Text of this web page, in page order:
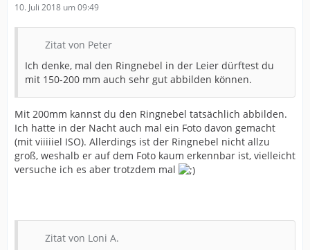
10. Juli 2018 um 09:49
Zitat von Peter
Ich denke, mal den Ringnebel in der Leier dürftest du
mit 150-200 mm auch sehr gut abbilden können.
Mit 200mm kannst du den Ringnebel tatsächlich abbilden.
Ich hatte in der Nacht auch mal ein Foto davon gemacht
(mit viiiiiel ISO). Allerdings ist der Ringnebel nicht allzu
groß, weshalb er auf dem Foto kaum erkennbar ist, vielleicht
versuche ich es aber trotzdem mal
Zitat von Loni A.